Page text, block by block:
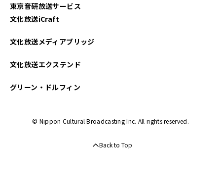
東京音研放送サービス
文化放送iCraft
文化放送メディアブリッジ
文化放送エクステンド
グリーン・ドルフィン
© Nippon Cultural Broadcasting Inc. All rights reserved.
Back to Top